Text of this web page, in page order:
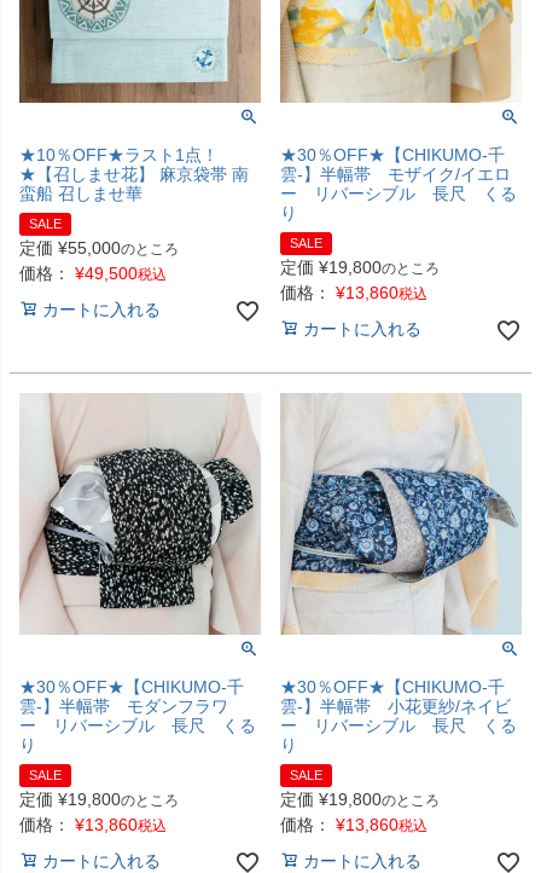
★10％OFF★ラスト1点！
★【召しませ花】 麻京袋帯 南
蛮船 召しませ華
SALE
定価 ¥55,000のところ
価格： ¥49,500税込
カートに入れる
★30％OFF★【CHIKUMO-千
雲-】半幅帯 モザイク/イエロ
ー リバーシブル 長尺 くる
り
SALE
定価 ¥19,800のところ
価格： ¥13,860税込
カートに入れる
★30％OFF★【CHIKUMO-千
雲-】半幅帯 モダンフラワ
ー リバーシブル 長尺 くる
り
SALE
定価 ¥19,800のところ
価格： ¥13,860税込
カートに入れる
★30％OFF★【CHIKUMO-千
雲-】半幅帯 小花更紗/ネイビ
ー リバーシブル 長尺 くる
り
SALE
定価 ¥19,800のところ
価格： ¥13,860税込
カートに入れる